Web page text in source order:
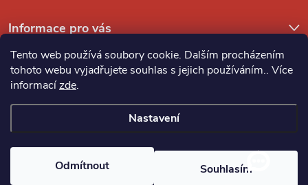
Tento web používá soubory cookie. Dalším procházením
tohoto webu vyjadřujete souhlas s jejich používáním.. Více
informacízde.
Nastavení
Odmítnout Souhlasím
Informace pro vás
Elektrospoj s.r.o.. Všechna práva vyhrazena.